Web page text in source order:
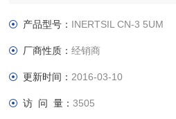
液置换后再开始分析，参照以下内容
Inertsil CN-3
硅胶：3系列高纯度球状硅胶
表面积：450m2／g
产品型号： INERTSIL CN-3 5UM
厂商性质：经销商
更新时间： 2016-03-10
访 问 量：3505